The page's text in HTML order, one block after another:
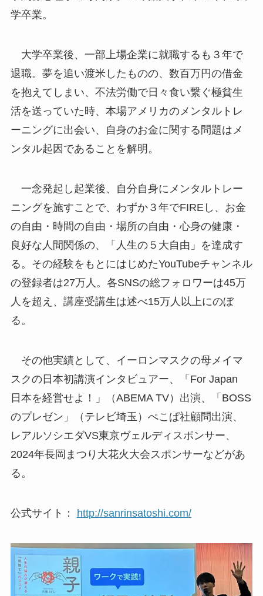
学卒業。
大学卒業後、⼀部上場企業に就職するも３年で
退職。夢を追い渡米したものの、数百万円の借金
を抱えてしまい、不法労働で日々食い繋ぐ極貧⽣
活を送っていた時、本場アメリカのメンタルトレ
ーニングに出会い、自身のお金に関する問題はメ
ンタル起因であることを解明。
⼀念発起し起業後、自分自身にメンタルトレー
ニングを施すことで、わずか３年でFIREし、お金
の自由・時間の自由・場所の自由・心身の健康・
良好な人間関係の、「人⽣の５大自由」を達成す
る。その経験をもとにはじめたYouTubeチャンネル
の登録者は27万人。各SNSの総フォロワーは45万
人を超え、講座受講⽣は述べ15万人以上にのぼ
る。
その他実績として、イーロンマスクの母メイマ
スクの日本初講演インタビュアー、「For Japan
日本を経営せよ！」（ABEMA TV）出演、「BOSS
のプレゼン」（テレビ埼玉）ぺこぱ社顧問出演、
レアルソシエダVS東京ヴェルディスポンサー、
2024年長岡まつり大花火大会スポンサーなどがあ
る。
公式サイト： http://sanrinsatoshi.com/